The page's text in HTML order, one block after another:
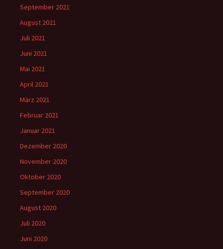
September 2021
August 2021
Juli 2021
Juni 2021
Mai 2021
April 2021
März 2021
Februar 2021
Januar 2021
Dezember 2020
November 2020
Oktober 2020
September 2020
August 2020
Juli 2020
Juni 2020